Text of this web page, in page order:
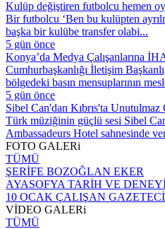
Kulüp değiştiren futbolcu hemen
Bir futbolcu ‘Ben bu kulüpten
başka bir kulübe transfer olabi...
5 gün önce
Konya’da Medya Çalışanlarına
Cumhurbaşkanlığı İletişim
bölgedeki basın mensuplarının
5 gün önce
Sibel Can'dan Kıbrıs'ta Unutulmaz
Türk müziğinin güçlü sesi Sibel
Ambassadeurs Hotel sahnesinde
FOTO GALERi
TÜMÜ
ŞERİFE BOZOĞLAN EKER
AYASOFYA TARİH VE
10 OCAK ÇALIŞAN
VİDEO GALERi
TÜMÜ